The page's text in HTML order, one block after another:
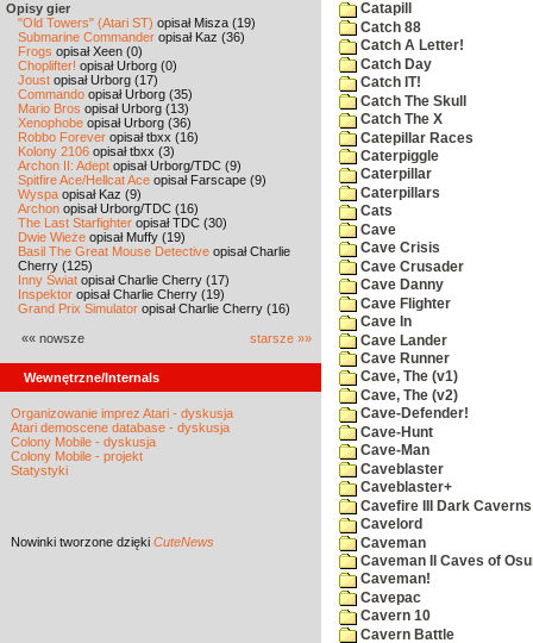
Opisy gier
"Old Towers" (Atari ST) opisał Misza (19)
Submarine Commander opisał Kaz (36)
Frogs opisał Xeen (0)
Choplifter! opisał Urborg (0)
Joust opisał Urborg (17)
Commando opisał Urborg (35)
Mario Bros opisał Urborg (13)
Xenophobe opisał Urborg (36)
Robbo Forever opisał tbxx (16)
Kolony 2106 opisał tbxx (3)
Archon II: Adept opisał Urborg/TDC (9)
Spitfire Ace/Hellcat Ace opisał Farscape (9)
Wyspa opisał Kaz (9)
Archon opisał Urborg/TDC (16)
The Last Starfighter opisał TDC (30)
Dwie Wieże opisał Muffy (19)
Basil The Great Mouse Detective opisał Charlie
Cherry (125)
Inny Świat opisał Charlie Cherry (17)
Inspektor opisał Charlie Cherry (19)
Grand Prix Simulator opisał Charlie Cherry (16)
«« nowsze starsze »»
Wewnętrzne/Internals
Organizowanie imprez Atari - dyskusja
Atari demoscene database - dyskusja
Colony Mobile - dyskusja
Colony Mobile - projekt
Statystyki
Nowinki tworzone dzięki CuteNews
Catapill
Catch 88
Catch A Letter!
Catch Day
Catch IT!
Catch The Skull
Catch The X
Catepillar Races
Caterpiggle
Caterpillar
Caterpillars
Cats
Cave
Cave Crisis
Cave Crusader
Cave Danny
Cave Flighter
Cave In
Cave Lander
Cave Runner
Cave, The (v1)
Cave, The (v2)
Cave-Defender!
Cave-Hunt
Cave-Man
Caveblaster
Caveblaster+
Cavefire III Dark Caverns
Cavelord
Caveman
Caveman II Caves of
Caveman!
Cavepac
Cavern 10
Cavern Battle